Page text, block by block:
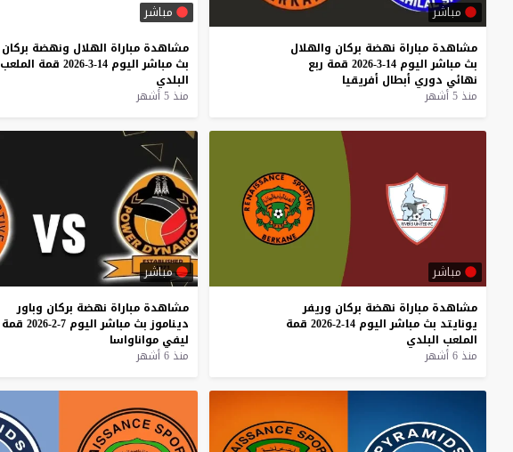
مباشر
مشاهدة مباراة نهضة بركان والهلال
بث مباشر اليوم 14-3-2026 قمة ربع
نهائي دوري أبطال أفريقيا
منذ 5 أشهر
مباشر
مشاهدة مباراة الهلال ونهضة بركان
بث مباشر اليوم 14-3-2026 قمة الملعب
البلدي
منذ 5 أشهر
مباشر
مشاهدة مباراة نهضة بركان وريفر
يونايتد بث مباشر اليوم 14-2-2026
قمة
الملعب البلدي
منذ 6 أشهر
مباشر
مشاهدة مباراة نهضة بركان وباور
ديناموز بث مباشر اليوم 7-2-2026
قمة
ليفي مواناواسا
منذ 6 أشهر